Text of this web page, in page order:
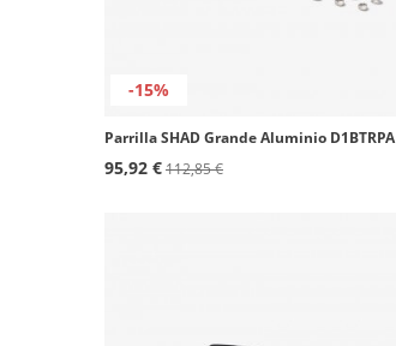
-15%
Parrilla SHAD Grande Aluminio D1BTRPA
95,92 €112,85 €